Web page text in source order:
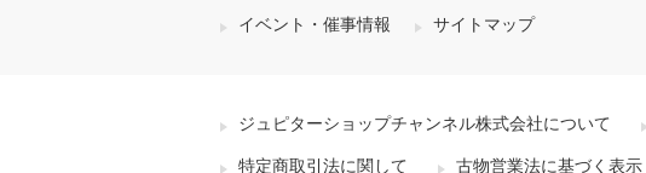
イベント・催事情報 サイトマップ
ジュピターショップチャンネル株式会社について
特定商取引法に関して 古物営業法に基づく表示